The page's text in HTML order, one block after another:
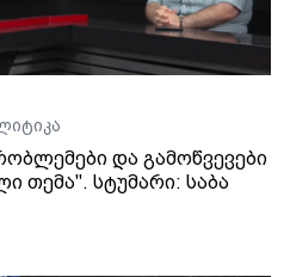
და გამოწვევები
თემა". სტუმარი: საბა